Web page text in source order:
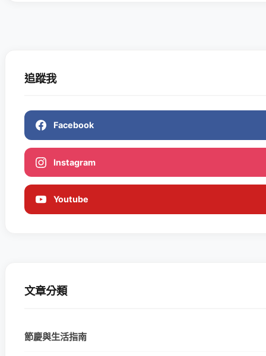
追蹤我
Facebook
Instagram
Youtube
文章分類
節慶與生活指南